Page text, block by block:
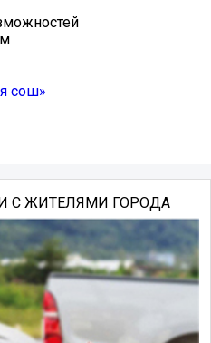
сош»
С ЖИТЕЛЯМИ ГОРОДА